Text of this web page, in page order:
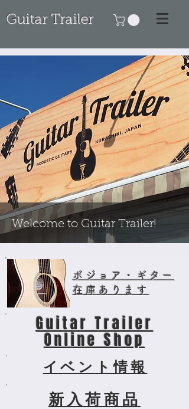
Guitar Trailer
Welcome to Guitar Trailer!
ボジョア・ギター
​在庫あります
Guitar Trailer
Online Shop
イベント情報
新入荷商品